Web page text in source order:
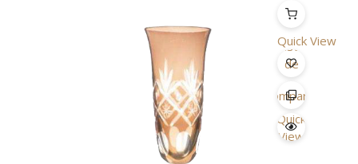
Quick View
Lista
de
Desejo
Comparar
Quick
View